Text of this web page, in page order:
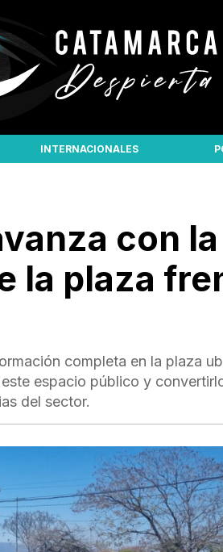
INTERNACIONALES
con la
la plaza
completa en la plaza
espacio público y
del sector.